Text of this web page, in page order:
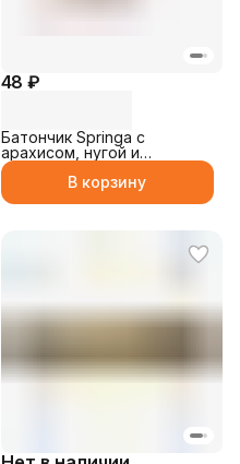
48 ₽
Батончик Springa с
арахисом, нугой и
карамелью 45гр
В корзину